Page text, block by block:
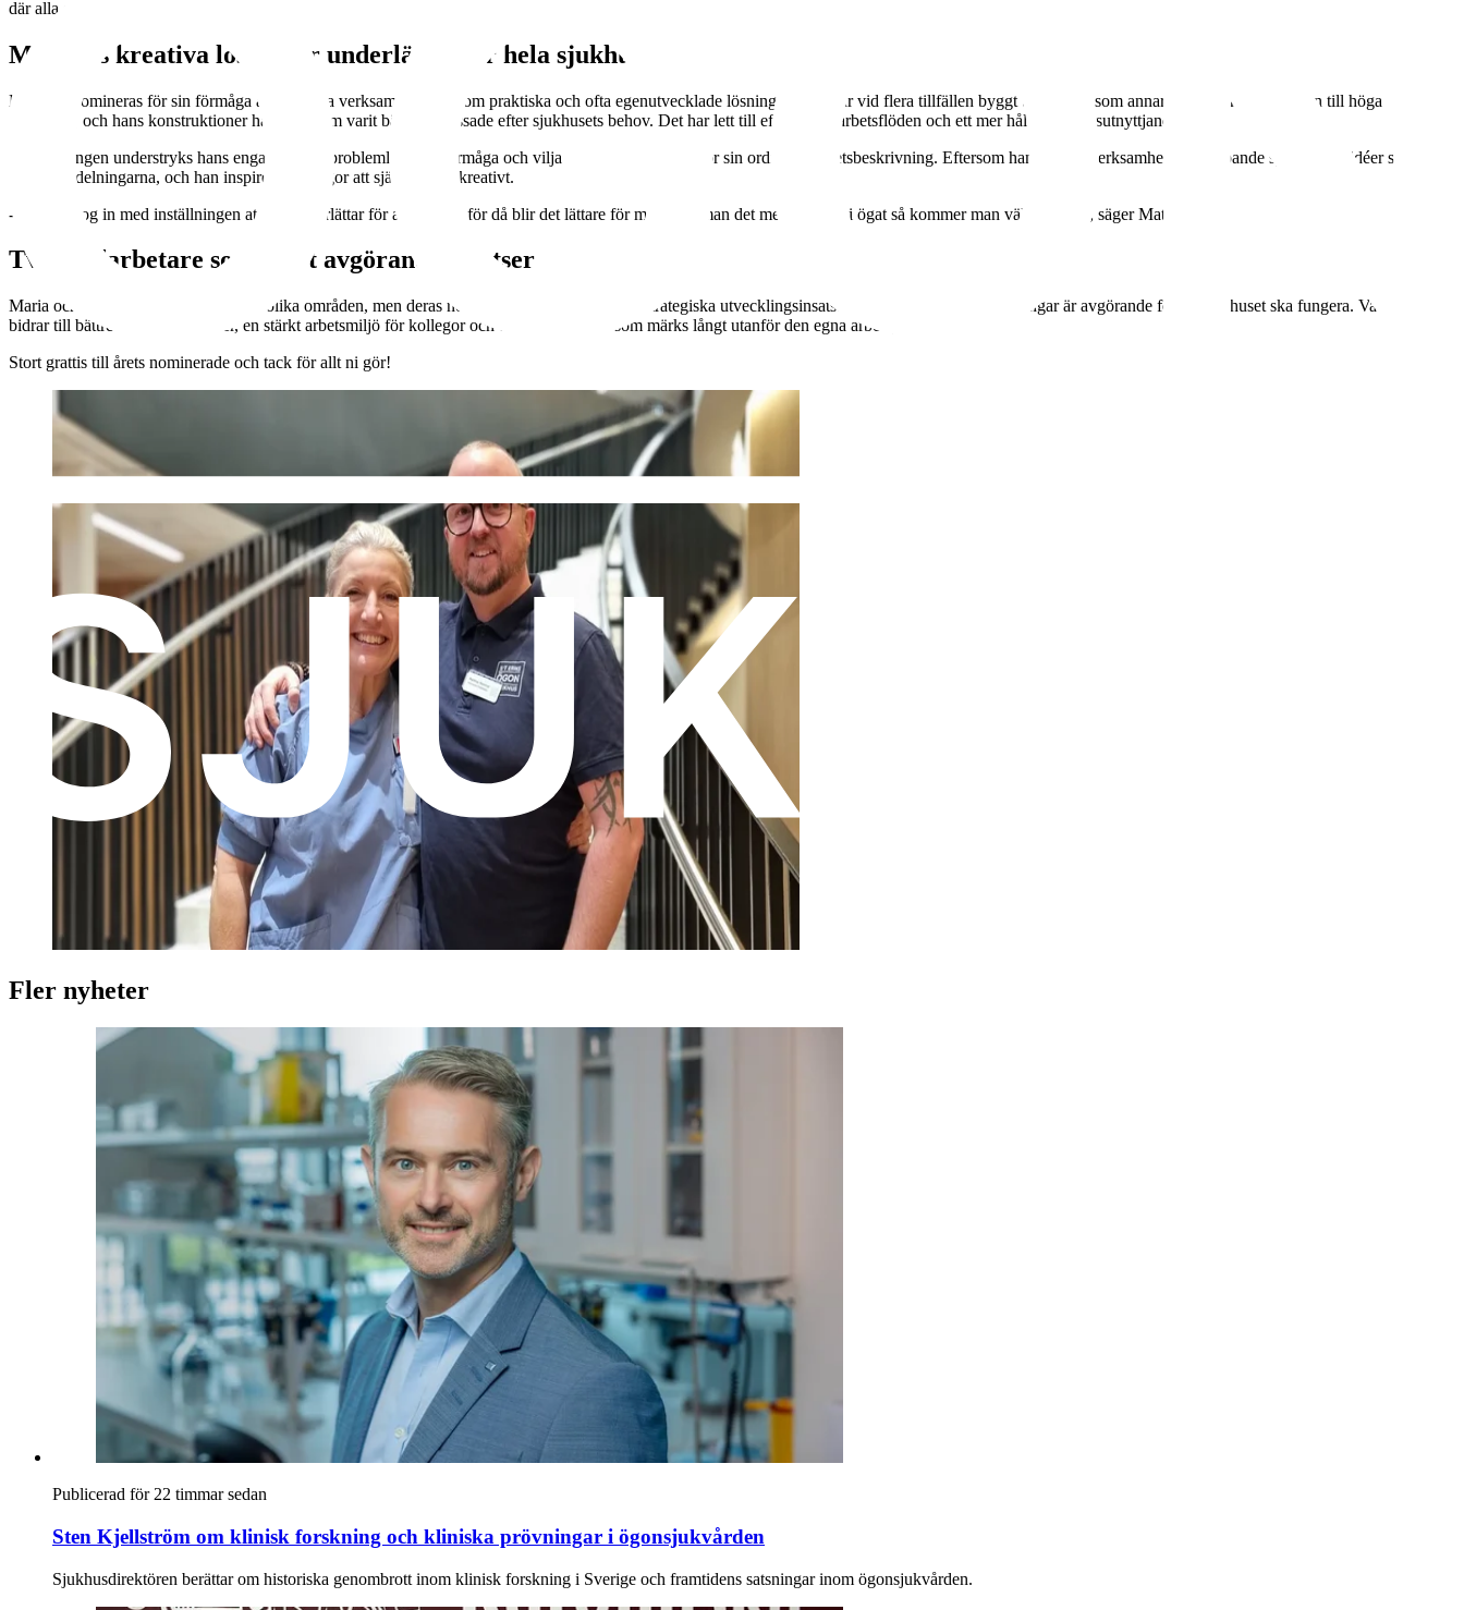
där alla ser och stöttar varandra.
Matthias kreativa lösningar underlättar för hela sjukhuset
Matthias nomineras för sin förmåga att förbättra verksamheten genom praktiska och ofta egenutvecklade lösningar. Han har vid flera tillfällen byggt utrustning som annars hade behövt köpas in till höga
kostnader, och hans konstruktioner har dessutom varit bättre anpassade efter sjukhusets behov. Det har lett till effektivare arbetsflöden och ett mer hållbart resursutnyttjande.
I motiveringen understryks hans engagemang, problemlösningsförmåga och vilja att hjälpa även utanför sin ordinarie arbetsbeskrivning. Eftersom han arbetar verksamhetsövergripande sprids hans idéer snabbt
mellan avdelningarna, och han inspirerar kollegor att själva tänka kreativt.
- Jag går nog in med inställningen att jag underlättar för alla andra, för då blir det lättare för mig. Gör man det med glimten i ögat så kommer man väldigt långt, säger Matthias.
Två medarbetare som gjort avgörande insatser
Maria och Matthias arbetar inom helt olika områden, men deras nomineringar visar hur både strategiska utvecklingsinsatser och kreativa vardagslösningar är avgörande för att sjukhuset ska fungera. Var och en
bidrar till bättre vård för patienter, en stärkt arbetsmiljö för kollegor och en positiv kultur som märks långt utanför den egna arbetsgruppen.
Stort grattis till årets nominerade och tack för allt ni gör!
Fler nyheter
Publicerad för 22 timmar sedan
Sten Kjellström om klinisk forskning och kliniska prövningar i ögonsjukvården
Sjukhusdirektören berättar om historiska genombrott inom klinisk forskning i Sverige och framtidens satsningar inom ögonsjukvården.